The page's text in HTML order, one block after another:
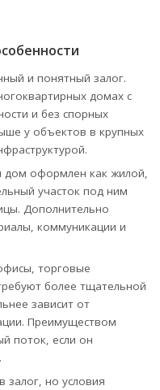
и понятный залог.
домах с
и без спорных
у объектов в крупных
дом оформлен как жилой,
участок под ним
Дополнительно
коммуникации и
торговые
более тщательной
зависит от
Преимуществом
поток, если он
залог, но условия